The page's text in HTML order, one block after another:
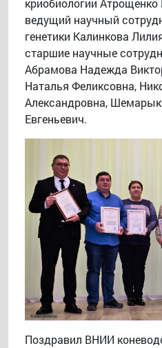
ведущий научный
генетики Калинкова
старшие научные
Абрамова Надежда
Наталья Феликсовна,
Александровна,
Евгеньевич.
Поздравил ВНИИ